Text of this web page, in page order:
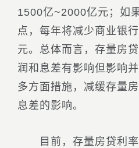
1500亿~2000亿元；如
点，每年将减少商业银
元。总体而言，存量房
润和息差有影响但影响
多方面措施，减缓存量
息差的影响。
目前，存量房贷利率